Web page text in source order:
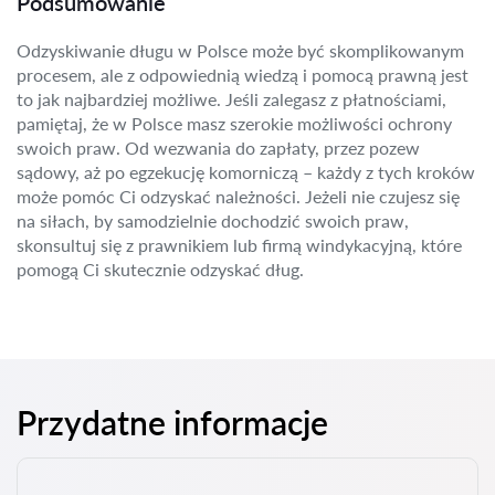
Odzyskiwanie długu w Polsce może być skomplikowanym
procesem, ale z odpowiednią wiedzą i pomocą prawną jest
to jak najbardziej możliwe. Jeśli zalegasz z płatnościami,
pamiętaj, że w Polsce masz szerokie możliwości ochrony
swoich praw. Od wezwania do zapłaty, przez pozew
sądowy, aż po egzekucję komorniczą – każdy z tych kroków
może pomóc Ci odzyskać należności. Jeżeli nie czujesz się
na siłach, by samodzielnie dochodzić swoich praw,
skonsultuj się z prawnikiem lub firmą windykacyjną, które
pomogą Ci skutecznie odzyskać dług.
Przydatne informacje